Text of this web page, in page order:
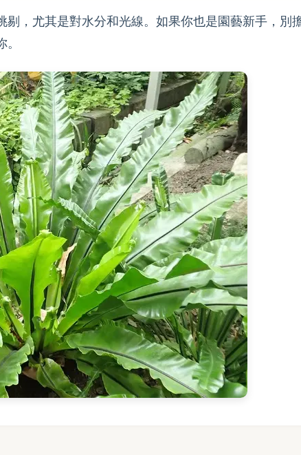
，尤其是對水分和光線。如果你也是園藝新手，別